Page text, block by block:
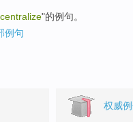
"的例句。
例句
权威